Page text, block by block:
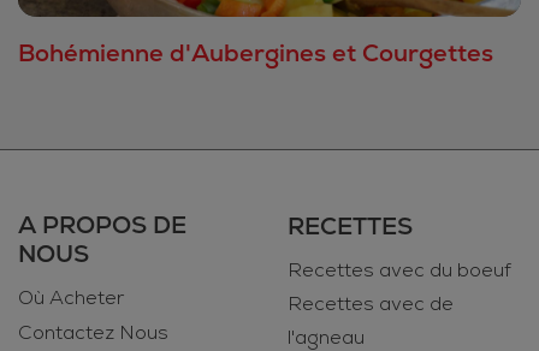
Bohémienne d'Aubergines et Courgettes
A PROPOS DE
NOUS
Où Acheter
Contactez Nous
RECETTES
Recettes avec du boeuf
Recettes avec de
l'agneau